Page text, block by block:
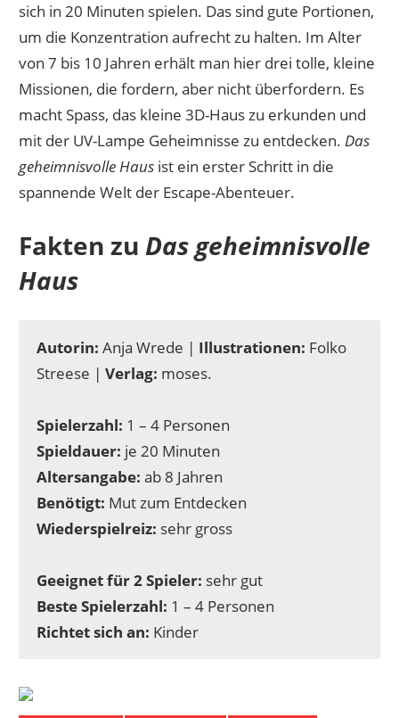
sich in 20 Minuten spielen. Das sind gute Portionen,
um die Konzentration aufrecht zu halten. Im Alter
von 7 bis 10 Jahren erhält man hier drei tolle, kleine
Missionen, die fordern, aber nicht überfordern. Es
macht Spass, das kleine 3D-Haus zu erkunden und
mit der UV-Lampe Geheimnisse zu entdecken.Das
geheimnisvolle Haus ist ein erster Schritt in die
spannende Welt der Escape-Abenteuer.
Fakten zu Das geheimnisvolle
Haus
Autorin: Anja Wrede | Illustrationen: Folko
Streese |Verlag: moses.
Spielerzahl: 1 – 4 Personen
Spieldauer: je 20 Minuten
Altersangabe: ab 8 Jahren
Benötigt: Mut zum Entdecken
Wiederspielreiz: sehr gross
Geeignet für 2 Spieler: sehr gut
Beste Spielerzahl: 1 – 4 Personen
Richtet sich an: Kinder